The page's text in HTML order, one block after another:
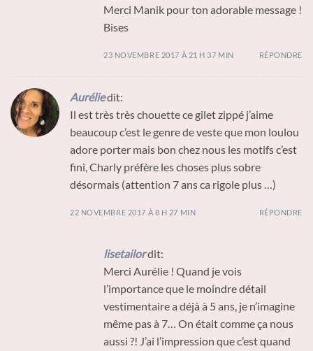
Merci Manik pour ton adorable message !
Bises
23 NOVEMBRE 2017 À 21 H 37 MIN RÉPONDRE
Auréliedit:
Il est très très chouette ce gilet zippé j’aime
beaucoup c’est le genre de veste que mon loulou
adore porter mais bon chez nous les motifs c’est
fini, Charly préfère les choses plus sobre
désormais (attention 7 ans ca rigole plus …)
22 NOVEMBRE 2017 À 8 H 27 MIN RÉPONDRE
lisetailordit:
Merci Aurélie ! Quand je vois
l’importance que le moindre détail
vestimentaire a déjà à 5 ans, je n’imagine
même pas à 7… On était comme ça nous
aussi ?! J’ai l’impression que c’est quand